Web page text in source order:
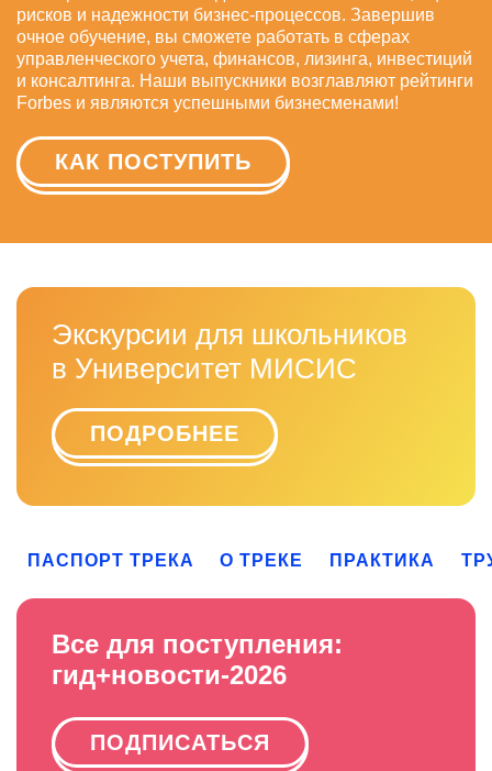
рисков и надежности бизнес-процессов. Завершив
очное обучение, вы сможете работать в сферах
управленческого учета, финансов, лизинга, инвестиций
и консалтинга. Наши выпускники возглавляют рейтинги
Forbes и являются успешными бизнесменами!
КАК ПОСТУПИТЬ
Экскурсии для школьников
в Университет МИСИС
ПОДРОБНЕЕ
ПАСПОРТ ТРЕКА О ТРЕКЕ ПРАКТИКА
Все для поступления:
гид+новости-2026
ПОДПИСАТЬСЯ